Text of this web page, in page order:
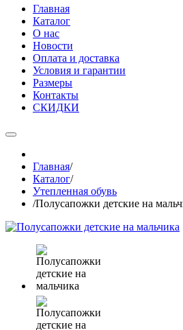
Главная
Каталог
О нас
Новости
Оплата и доставка
Условия и гарантии
Размеры
Контакты
СКИДКИ
Главная/
Каталог/
Утепленная обувь
/Полусапожки детские на